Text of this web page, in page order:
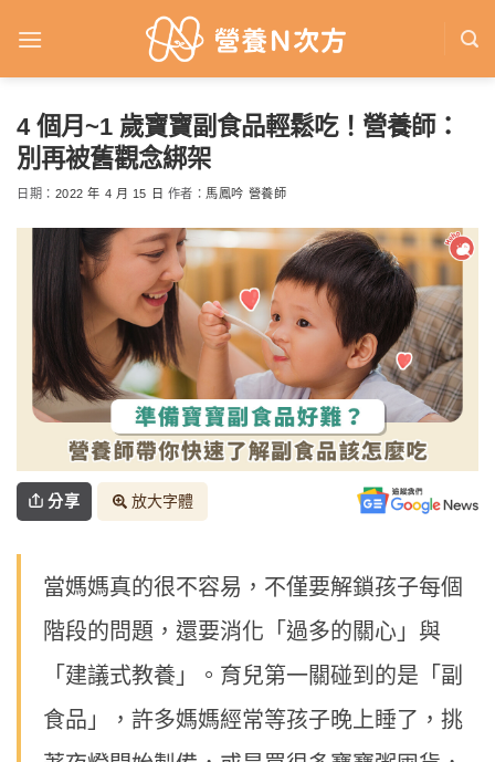
4 個月~1 歲寶寶副食品輕鬆吃！營養師：
別再被舊觀念綁架
日期： 2022 年 4 月 15 日 作者： 馬鳳吟 營養師
分享 放大字體
當媽媽真的很不容易，不僅要解鎖孩子每個
階段的問題，還要消化「過多的關心」與
「建議式教養」。育兒第一關碰到的是「副
食品」，許多媽媽經常等孩子晚上睡了，挑